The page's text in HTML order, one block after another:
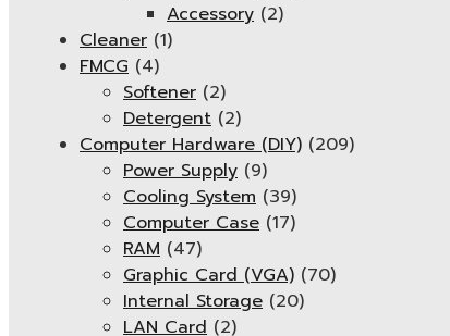
Accessory (2)
Cleaner (1)
FMCG (4)
Softener (2)
Detergent (2)
Computer Hardware (DIY) (209)
Power Supply (9)
Cooling System (39)
Computer Case (17)
RAM (47)
Graphic Card (VGA) (70)
Internal Storage (20)
LAN Card (2)